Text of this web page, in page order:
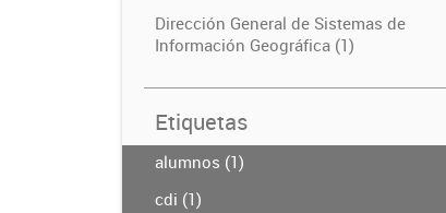
Dirección General de Sistemas de
Información Geográfica (1)
Etiquetas
alumnos (1)
cdi (1)